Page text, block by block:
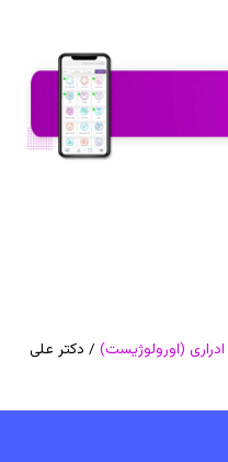
(اورولوژیست) / دکتر علی